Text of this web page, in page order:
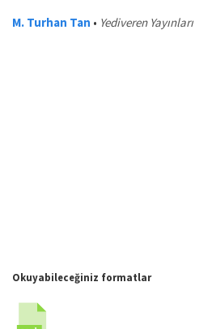
M. Turhan Tan • Yediveren Yayınları
Okuyabileceğiniz formatlar